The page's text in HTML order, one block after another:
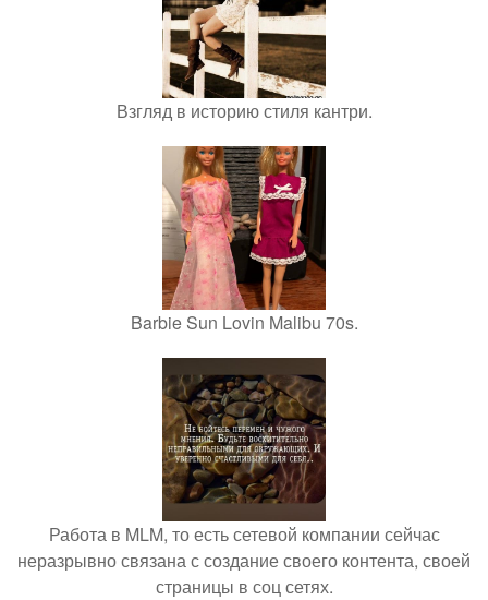
Взгляд в историю стиля кантри.
Barbie Sun Lovin Malibu 70s.
Работа в MLM, то есть сетевой компании сейчас
неразрывно связана с создание своего контента, своей
страницы в соц сетях.